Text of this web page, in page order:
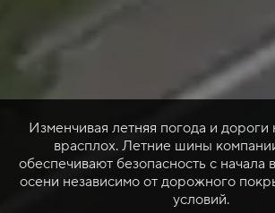
Изменчивая летняя погода и дороги
врасплох. Летние шины
обеспечивают безопасность с начала
осени независимо от дорожного
условий.